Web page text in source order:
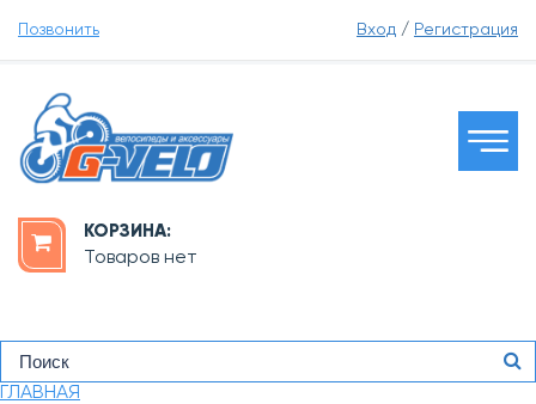
Позвонить Вход / Регистрация
КОРЗИНА:
Товаров нет
ГЛАВНАЯ